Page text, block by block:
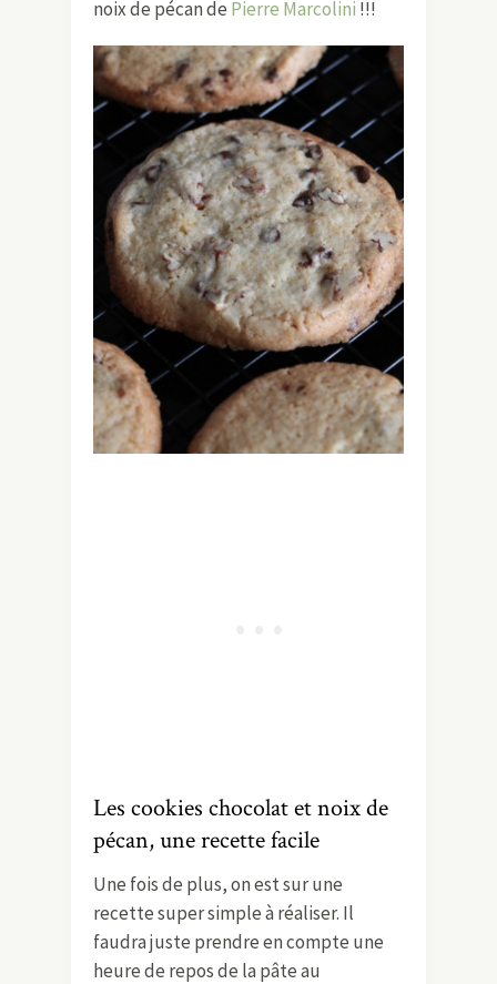
noix de pécan de Pierre Marcolini !!!
Les cookies chocolat et noix de
pécan, une recette facile
Une fois de plus, on est sur une
recette super simple à réaliser. Il
faudra juste prendre en compte une
heure de repos de la pâte au